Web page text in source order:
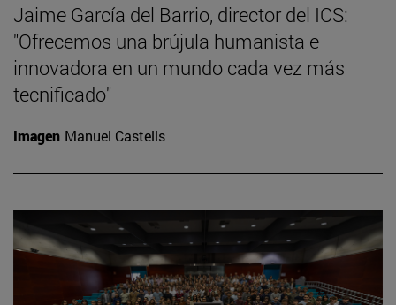
Jaime García del Barrio, director del ICS:
"Ofrecemos una brújula humanista e
innovadora en un mundo cada vez más
tecnificado"
Imagen Manuel Castells